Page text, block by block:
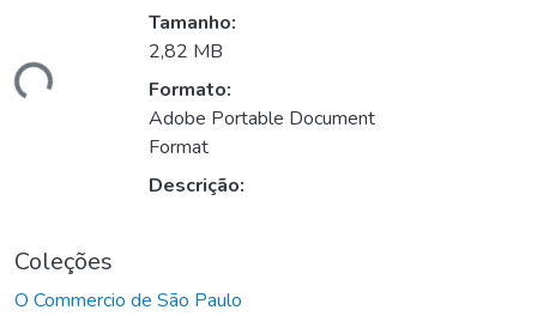
Tamanho:
2,82 MB
Formato:
Adobe Portable Document
Format
Descrição:
Coleções
O Commercio de São Paulo